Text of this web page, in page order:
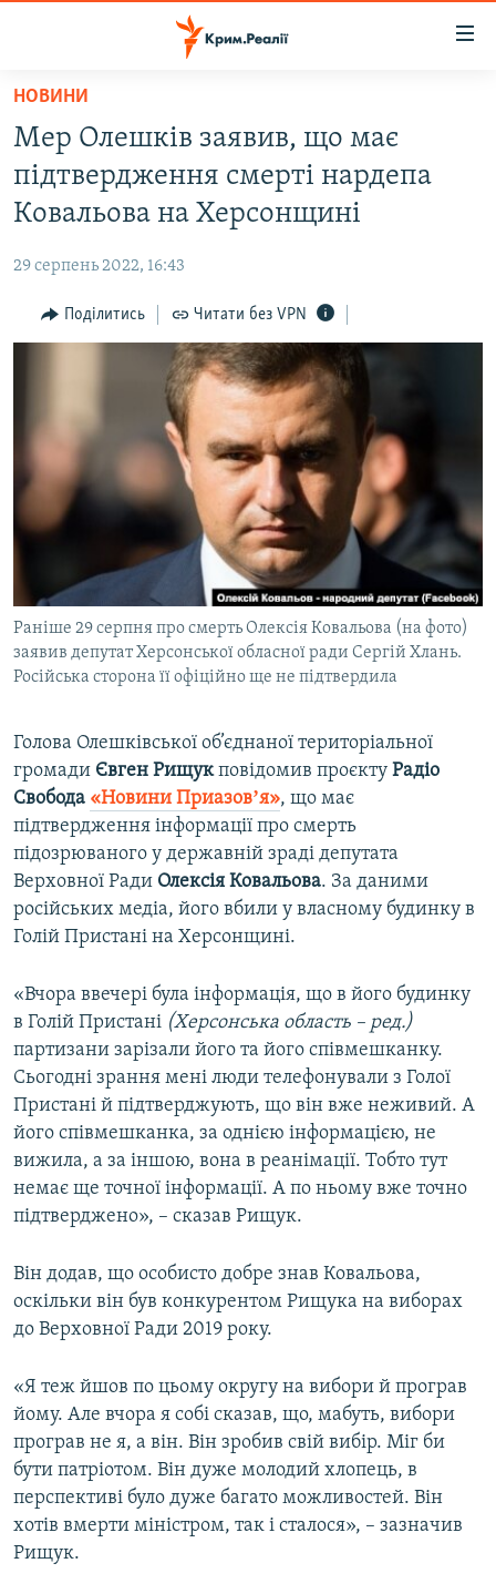
Перейти
основного
матеріалу
Перейти
до
основної
навігації
Перейти
до
ВОДА.КРИМ
ВІДЕО ТА ФОТО
БЛОГИ
ПОГЛЯД
СПЕЦПРОЕКТИ
ДЕПОРТАЦІЯ
ВІДЕОУРОКИ «ELIFBE»
СВІДЧЕННЯ ОКУПАЦІЇ
УКРАЇНСЬКА ПРОБЛЕМА КРИМУ
ІНФОГРАФІКА
ЯК ОБІЙТИ БЛОКУВАННЯ
Русский
Qırımtatar
ДОЛУЧАЙСЯ!
Усі сайти RFE/RL
НОВИНИ
Мер Олешків заявив, що має
підтвердження смерті нардепа
Ковальова на Херсонщині
29 серпень 2022, 16:43
Поділитись Читати без VPN
Раніше 29 серпня про смерть Олексія Ковальова (на фото)
заявив депутат Херсонської обласної ради Сергій Хлань.
Російська сторона її офіційно ще не підтвердила
Голова Олешківської об’єднаної територіальної
громади Євген Рищукповідомив проєкту Радіо
Свобода «Новини Приазовʼя», що має
підтвердження інформації про смерть
підозрюваного у державній зраді депутата
Верховної Ради Олексія Ковальова. За даними
російських медіа, його вбили у власному будинку в
Голій Пристані на Херсонщині.
«Вчора ввечері була інформація, що в його будинку
в Голій Пристані (Херсонська область – ред.)
партизани зарізали його та його співмешканку.
Сьогодні зрання мені люди телефонували з Голої
Пристані й підтверджують, що він вже неживий. А
його співмешканка, за однією інформацією, не
вижила, а за іншою, вона в реанімації. Тобто тут
немає ще точної інформації. А по ньому вже точно
підтверджено», – сказав Рищук.
Він додав, що особисто добре знав Ковальова,
оскільки він був конкурентом Рищука на виборах
до Верховної Ради 2019 року.
«Я теж йшов по цьому округу на вибори й програв
йому. Але вчора я собі сказав, що, мабуть, вибори
програв не я, а він. Він зробив свій вибір. Міг би
бути патріотом. Він дуже молодий хлопець, в
перспективі було дуже багато можливостей. Він
хотів вмерти міністром, так і сталося», – зазначив
Рищук.